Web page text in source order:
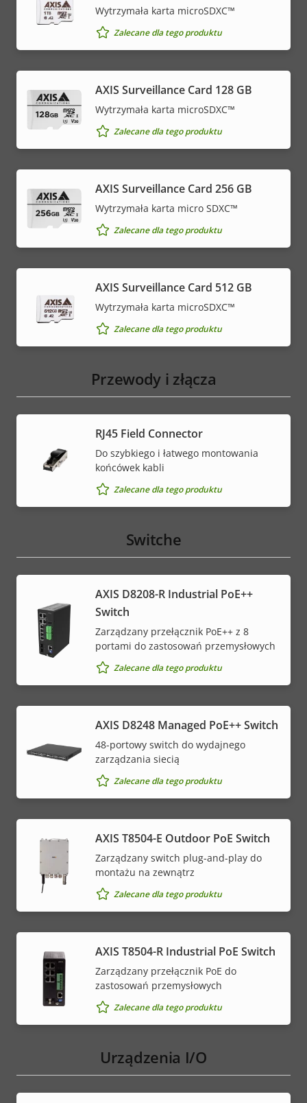
Wytrzymała karta microSDXC™
Zalecane dla tego produktu
AXIS Surveillance Card 128 GB
Wytrzymała karta microSDXC™
Zalecane dla tego produktu
AXIS Surveillance Card 256 GB
Wytrzymała karta micro SDXC™
Zalecane dla tego produktu
AXIS Surveillance Card 512 GB
Wytrzymała karta microSDXC™
Zalecane dla tego produktu
Przewody i złącza
RJ45 Field Connector
Do szybkiego i łatwego montowania
końcówek kabli
Zalecane dla tego produktu
Switche
AXIS D8208-R Industrial PoE++
Switch
Zarządzany przełącznik PoE++ z 8
portami do zastosowań przemysłowych
Zalecane dla tego produktu
AXIS D8248 Managed PoE++ Switch
48-portowy switch do wydajnego
zarządzania siecią
Zalecane dla tego produktu
AXIS T8504-E Outdoor PoE Switch
Zarządzany switch plug-and-play do
montażu na zewnątrz
Zalecane dla tego produktu
AXIS T8504-R Industrial PoE Switch
Zarządzany przełącznik PoE do
zastosowań przemysłowych
Zalecane dla tego produktu
Urządzenia I/O